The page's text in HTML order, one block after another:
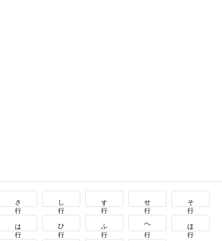
さ行 し行 す行 せ行 そ行
は行 ひ行 ふ行 へ行 ほ行